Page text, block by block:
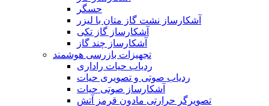
حسگر
آشکارساز نشت گاز متان با لیزر
آشکارساز گاز تکی
آشکارساز چند گاز
تجهیزات بازرسی هوشمند
ردیاب حیات راداری
ردیاب صوتی و تصویری حیات
آشکارساز صوتی حیات
تصویرگر حرارتی مادون قرمز آتش